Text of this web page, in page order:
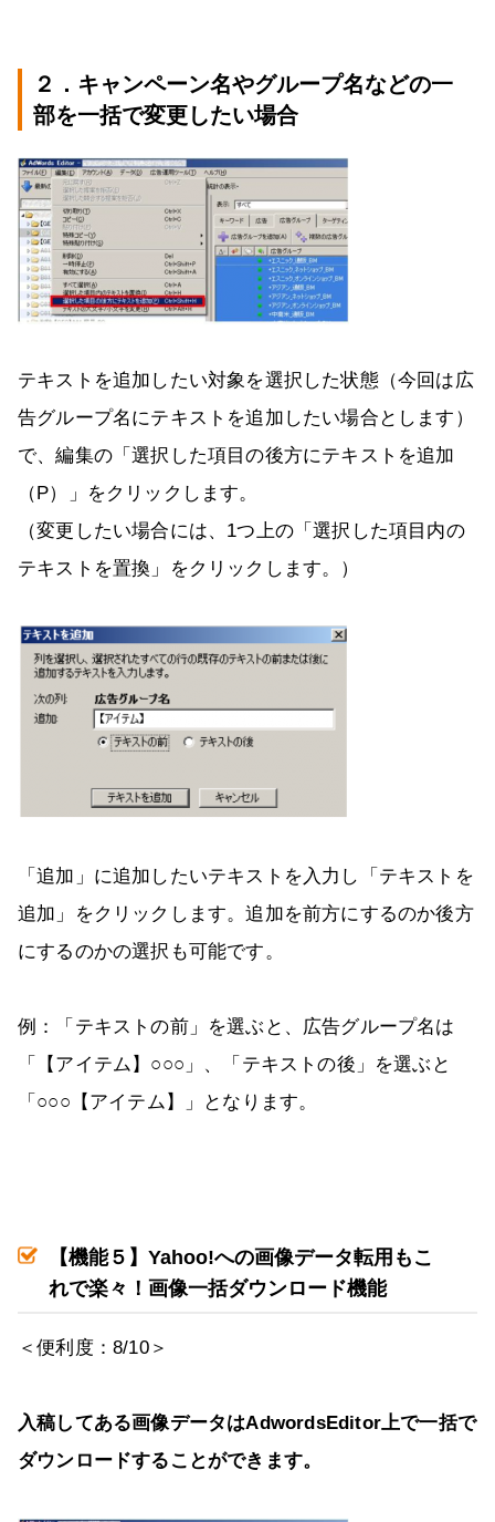
２． キャンペーン名やグループ名などの一
部を一括で変更したい場合
テキストを追加したい対象を選択した状態（今回は広
告グループ名にテキストを追加したい場合とします）
で、編集の「選択した項目の後方にテキストを追加
（P）」をクリックします。
（変更したい場合には、1つ上の「選択した項目内の
テキストを置換」をクリックします。）
「追加」に追加したいテキストを入力し「テキストを
追加」をクリックします。追加を前方にするのか後方
にするのかの選択も可能です。
例：「テキストの前」を選ぶと、広告グループ名は
「【アイテム】○○○」、「テキストの後」を選ぶと
「○○○【アイテム】」となります。
【機能５】 Yahoo!への画像データ転用もこ
れで楽々！画像一括ダウンロード機能
＜便利度：8/10＞
入稿してある画像データはAdwordsEditor上で一括で
ダウンロードすることができます。